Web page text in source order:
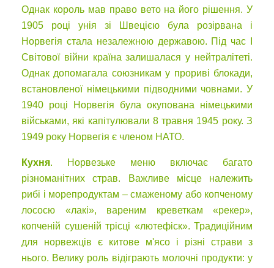
Однак король мав право вето на його рішення. У
1905 році унія зі Швецією була розірвана і
Норвегія стала незалежною державою. Під час I
Світової війни країна залишалася у нейтралітеті.
Однак допомагала союзникам у прориві блокади,
встановленої німецькими підводними човнами. У
1940 році Норвегія була окупована німецькими
військами, які капітулювали 8 травня 1945 року. З
1949 року Норвегія є членом НАТО.
Кухня. Норвезьке меню включає багато
різноманітних страв. Важливе місце належить
рибі і морепродуктам – смаженому або копченому
лососю «лакі», вареним креветкам «рекер»,
копченій сушеній трісці «лютефіск». Традиційним
для норвежців є китове м'ясо і різні страви з
нього. Велику роль відіграють молочні продукти: у